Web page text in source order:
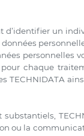
un
personnelles
chaque
ou la